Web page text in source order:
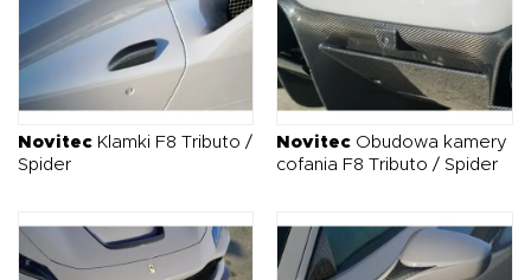
Novitec Klamki F8 Tributo /
Spider
Novitec Obudowa kamery
cofania F8 Tributo / Spider